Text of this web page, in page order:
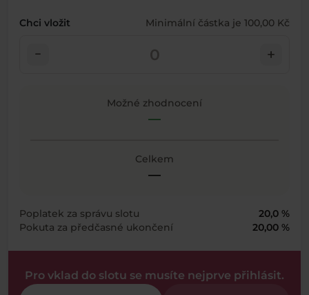
Chci vložit Minimální částka je 100,00 Kč
check_indeterminate_small add
Možné zhodnocení
—
Celkem
—
Poplatek za správu slotu
20,0 %
Pokuta za předčasné ukončení
20,00 %
Pro vklad do slotu se musíte nejprve přihlásit.